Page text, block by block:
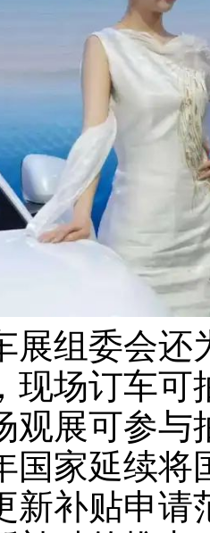
展组委会
现场订车可
观展可参与
国家延续将
新补贴申请